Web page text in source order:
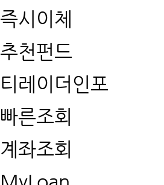
즉시이체
추천펀드
티레이더인포
빠른조회
계좌조회